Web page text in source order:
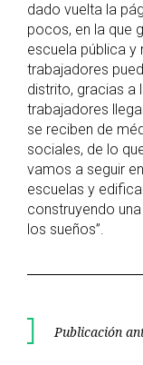
dado vuelta la
pocos, en la que
escuela pública y
trabajadores
distrito, gracias a
trabajadores
se reciben de
sociales, de lo
vamos a seguir
escuelas y
construyendo
los sueños”.
Publicación